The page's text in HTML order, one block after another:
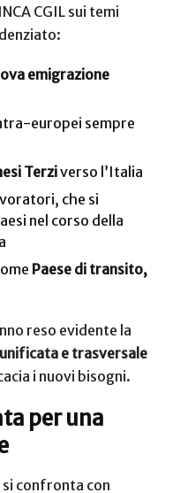
CGIL sui temi
emigrazione
europei sempre
Terziverso l’Italia
che si
nel corso della
Paese di transito,
reso evidente la
e trasversale
i nuovi bisogni.
per una
si confronta con